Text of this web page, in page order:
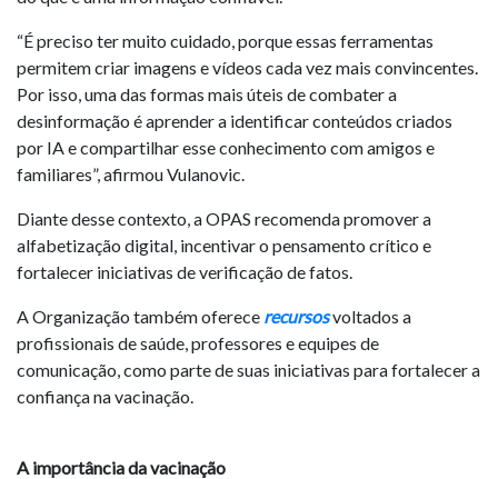
“É preciso ter muito cuidado, porque essas ferramentas
permitem criar imagens e vídeos cada vez mais convincentes.
Por isso, uma das formas mais úteis de combater a
desinformação é aprender a identificar conteúdos criados
por IA e compartilhar esse conhecimento com amigos e
familiares”, afirmou Vulanovic.
Diante desse contexto, a OPAS recomenda promover a
alfabetização digital, incentivar o pensamento crítico e
fortalecer iniciativas de verificação de fatos.
A Organização também oferece recursosvoltados a
profissionais de saúde, professores e equipes de
comunicação, como parte de suas iniciativas para fortalecer a
confiança na vacinação.
A importância da vacinação